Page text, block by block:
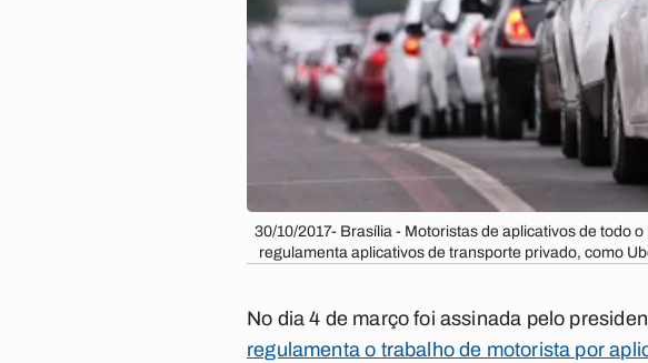
30/10/2017- Brasília - Motoristas de aplicativos de todo
regulamenta aplicativos de transporte privado, como
No dia 4 de março foi assinada pelo
regulamenta o trabalho de motorista por